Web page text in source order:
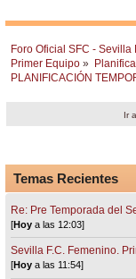
Foro Oficial SFC -
Primer Equipo »
PLANIFICACIÓN
Ir
Temas Recientes
Re: Pre Temporada del
[Hoy a las 12:03]
Sevilla F.C. Femenino.
[Hoy a las 11:54]